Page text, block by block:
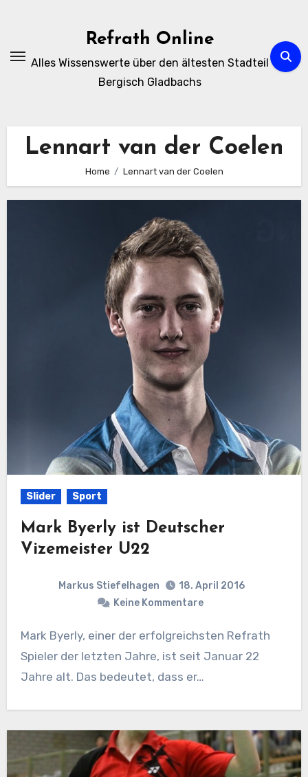
Refrath Online
Alles Wissenswerte über den ältesten Stadteil
Bergisch Gladbachs
Lennart van der Coelen
Home Lennart van der Coelen
Slider Sport
Mark Byerly ist Deutscher
Vizemeister U22
Markus Stiefelhagen
18. April 2016
Keine Kommentare
Mark Byerly, einer der erfolgreichsten Refrath
Spieler der letzten Jahre, ist seit Januar 22
Jahre alt. Das bedeutet, dass er…